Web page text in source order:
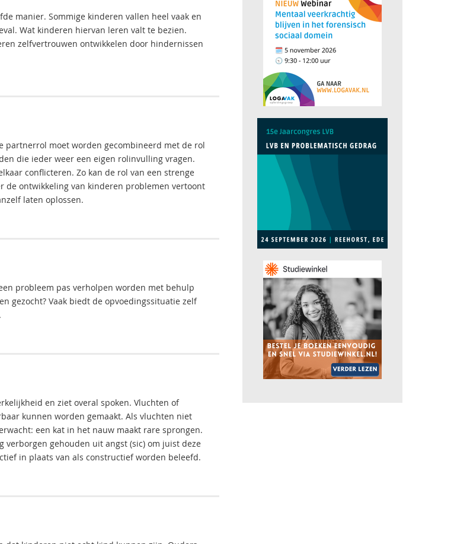
manier. Sommige kinderen vallen heel vaak en
Wat kinderen hiervan leren valt te bezien.
zelfvertrouwen ontwikkelen door hindernissen
partnerrol moet worden gecombineerd met de rol
die ieder weer een eigen rolinvulling vragen.
conflicteren. Zo kan de rol van een strenge
de ontwikkeling van kinderen problemen vertoont
laten oplossen.
probleem pas verholpen worden met behulp
gezocht? Vaak biedt de opvoedingssituatie zelf
en ziet overal spoken. Vluchten of
kunnen worden gemaakt. Als vluchten niet
een kat in het nauw maakt rare sprongen.
verborgen gehouden uit angst (sic) om juist deze
in plaats van als constructief worden beleefd.